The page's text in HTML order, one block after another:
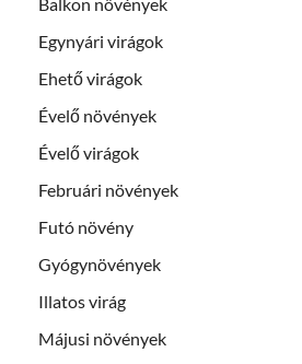
Egynyári virágok
Ehető virágok
Évelő növények
Évelő virágok
Februári növények
Futó növény
Gyógynövények
Illatos virág
Májusi növények